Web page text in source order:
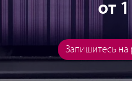
от
Запишитесь на